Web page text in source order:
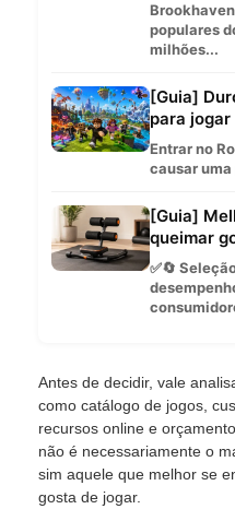
populares
milhões...
[Guia]
para jogar
Entrar no
causar
[Guia]
queimar
✅🔄
Antes de decidir, vale
como catálogo de jogos,
recursos online e
não é necessariamente o
sim aquele que melhor se
gosta de jogar.